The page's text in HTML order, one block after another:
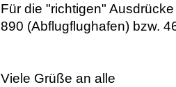
Für die "richtigen"
890 (Abflugflughafen) bzw.
Viele Grüße an alle